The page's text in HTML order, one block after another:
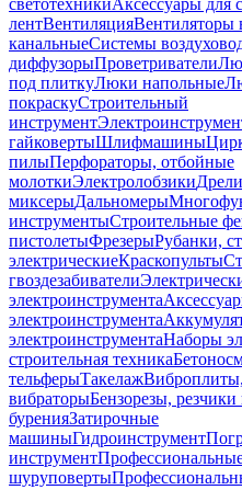
светотехникиАксессуары для
лентВентиляцияВентиляторы
канальныеСистемы
диффузорыПроветриватели
под плиткуЛюки напольные
покраскуСтроительный
инструмент
гайковертыШлифмашины
пилыПерфораторы, отбойные
молоткиЭлектролобзикиДрели
миксерыДальномеры
инструментыСтроительные
пистолетыФрезерыРубанки,
электрическиеКраскопульты
гвоздезабиватели
электроинструмента
электроинструмента
электроинструментаНаборы
строительная техника
тельферыТакелаж
вибраторыБензорезы,
буренияЗатирочные
машиныГидроинструмент
инструмент
шуруповерты